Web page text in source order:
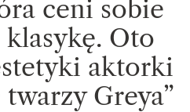
ceni sobie
Oto
aktorki
Greya”